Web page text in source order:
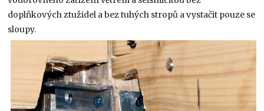
doplňkových ztužidel a bez tuhých stropů a vystačit pouze se
sloupy.